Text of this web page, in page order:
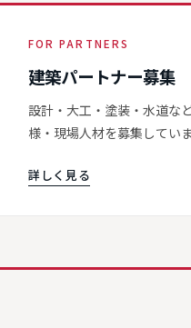
FOR PARTNERS
建築パートナー募集
設計・大工・塗装・水道な
様・現場人材を募集していま
詳しく見る